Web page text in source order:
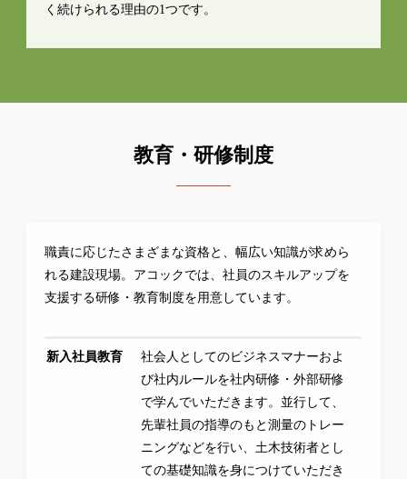
く続けられる理由の1つです。
教育・研修制度
職責に応じたさまざまな資格と、幅広い知識が求めら
れる建設現場。アコックでは、社員のスキルアップを
支援する研修・教育制度を用意しています。
新入社員教育
社会人としてのビジネスマナーおよ
び社内ルールを社内研修・外部研修
で学んでいただきます。並行して、
先輩社員の指導のもと測量のトレー
ニングなどを行い、⼟⽊技術者とし
ての基礎知識を身につけていただき